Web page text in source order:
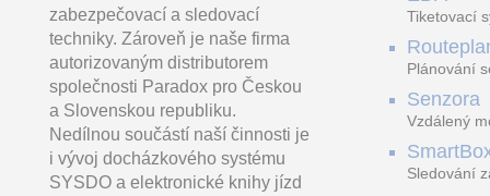
zabezpečovací a sledovací
techniky. Zároveň je naše firma
autorizovaným distributorem
společnosti Paradox pro Českou
a Slovenskou republiku.
Nedílnou součástí naší činnosti je
i vývoj docházkového systému
SYSDO a elektronické knihy jízd
Tiketovací
Plánování
Senzora
Vzdálený
Sledování